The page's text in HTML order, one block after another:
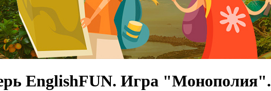
EnglishFUN. Игра "Монополия".